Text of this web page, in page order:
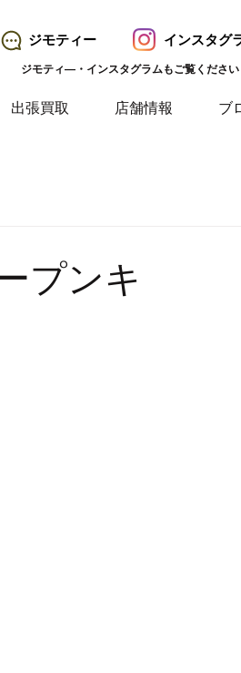
ジモティー インスタグ
ジモティ―・インスタグラムもご覧ください
出張買取 店舗情報 ブ
プンキ